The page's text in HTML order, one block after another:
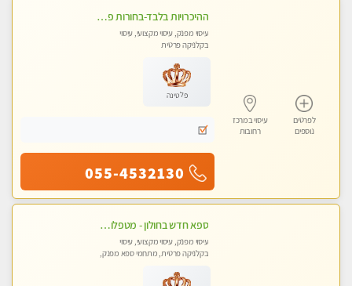
לפרטים
נוספים
עיסוי במרכז
רחובות
ההיכרויות בלבד-בחורות פרטיות ברמה גבוהה לקשר דיסקרטי עם תמיכה-לא עיסוי !!!
עיסוי מפנק, עיסוי מקצועי, עיסוי
בקלניקה פרטית
פלטינה
055-4532130
ספא חדש בחולון - מטפלות מקצועיות ברמה גבוהה מומלץ מאוד !!! . . highly recommended..new in the city -אין פרטים נוספים במקום -ללא מין !!
עיסוי מפנק, עיסוי מקצועי, עיסוי
בקלניקה פרטית, מתחמי ספא מפנק,